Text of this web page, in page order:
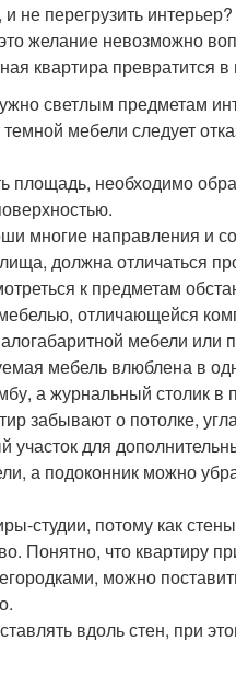
не перегрузить
желание невозможно
квартира превратится
светлым предметам
мебели следует
площадь, необходимо
многие направления и
должна отличаться
к предметам
отличающейся
мебели или
мебель влюблена в
а журнальный столик в
забывают о потолке,
участок для
а подоконник можно
студии, потому как
Понятно, что квартиру
можно
вдоль стен, при